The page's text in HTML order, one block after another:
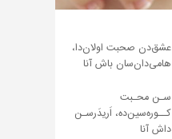
عشق‌دن صحبت اولان‌دا،
هامی‌دان‌سان باش آنا
سـن محـبت
کــوره‌سین‌ده، اَریدَرسـن
داش آنا